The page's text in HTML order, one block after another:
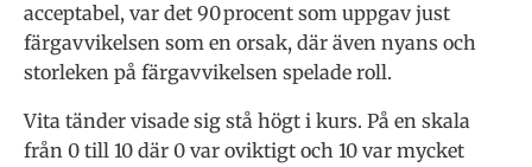
acceptabel, var det 90 procent som uppgav just
färgavvikelsen som en orsak, där även nyans och
storleken på färgavvikelsen spelade roll.
Vita tänder visade sig stå högt i kurs. På en skala
från 0 till 10 där 0 var oviktigt och 10 var mycket